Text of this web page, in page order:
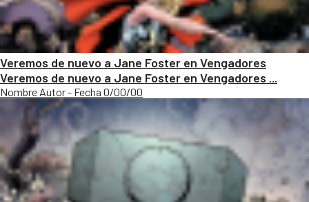
Veremos de nuevo a Jane Foster en Vengadores
Veremos de nuevo a Jane Foster en Vengadores ...
Nombre Autor - Fecha 0/00/00